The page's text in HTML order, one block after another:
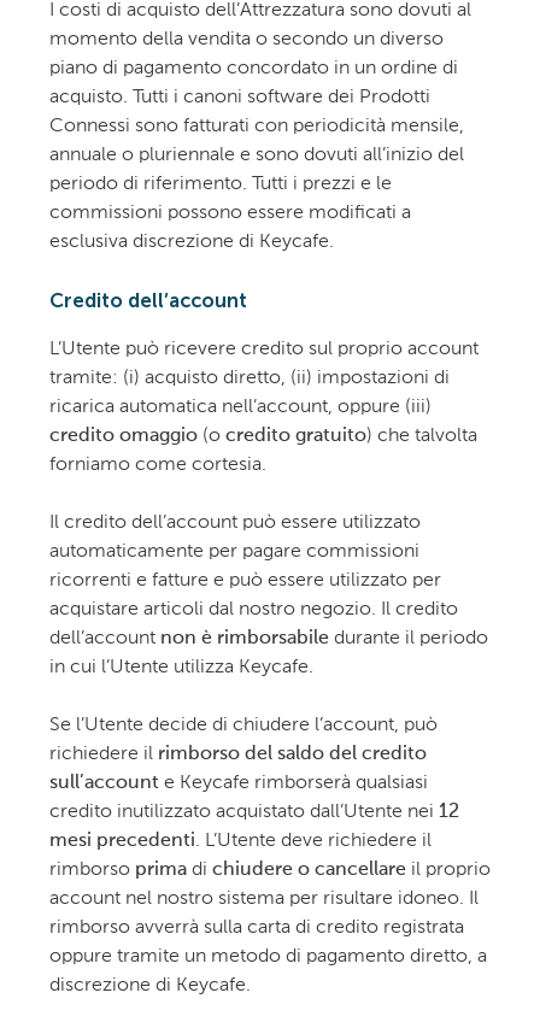
I costi di acquisto dell’Attrezzatura sono dovuti al
momento della vendita o secondo un diverso
piano di pagamento concordato in un ordine di
acquisto. Tutti i canoni software dei Prodotti
Connessi sono fatturati con periodicità mensile,
annuale o pluriennale e sono dovuti all’inizio del
periodo di riferimento. Tutti i prezzi e le
commissioni possono essere modificati a
esclusiva discrezione di Keycafe.
Credito dell’account
L’Utente può ricevere credito sul proprio account
tramite: (i) acquisto diretto, (ii) impostazioni di
ricarica automatica nell’account, oppure (iii)
credito omaggio (o credito gratuito) che talvolta
forniamo come cortesia.
Il credito dell’account può essere utilizzato
automaticamente per pagare commissioni
ricorrenti e fatture e può essere utilizzato per
acquistare articoli dal nostro negozio. Il credito
dell’account non è rimborsabile durante il periodo
in cui l’Utente utilizza Keycafe.
Se l’Utente decide di chiudere l’account, può
richiedere il rimborso del saldo del credito
sull’account e Keycafe rimborserà qualsiasi
credito inutilizzato acquistato dall’Utente nei 12
mesi precedenti. L’Utente deve richiedere il
rimborso prima di chiudere o cancellare il proprio
account nel nostro sistema per risultare idoneo. Il
rimborso avverrà sulla carta di credito registrata
oppure tramite un metodo di pagamento diretto, a
discrezione di Keycafe.